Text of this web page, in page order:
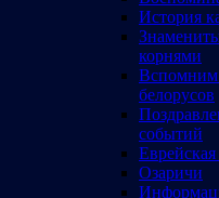
История
корнями
Вспомним
белорусов
событий
Озаричи